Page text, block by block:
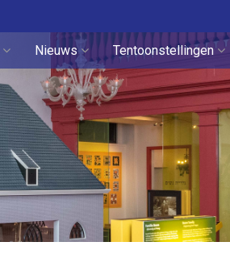
Nieuws Tentoonstellingen